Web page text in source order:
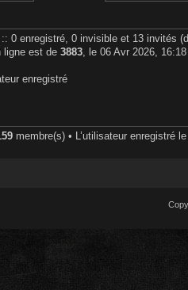
0 enregistré, 0 invisible et 13 invités
ligne est de 3883, le 06 Avr 2026, 16:18
enregistré
membre(s) • L’utilisateur enregistré